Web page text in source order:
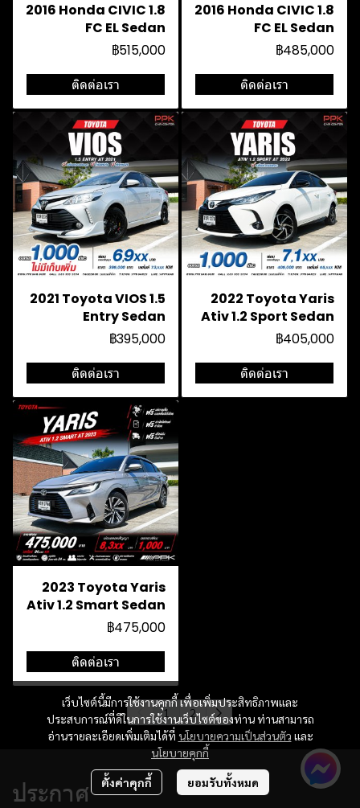
2016 Honda CIVIC 1.8
FC EL Sedan
฿515,000
ติดต่อเรา
2016 Honda CIVIC 1.8
FC EL Sedan
฿485,000
ติดต่อเรา
2021 Toyota VIOS 1.5
Entry Sedan
฿395,000
ติดต่อเรา
2022 Toyota Yaris
Ativ 1.2 Sport Sedan
฿405,000
ติดต่อเรา
2023 Toyota Yaris
Ativ 1.2 Smart Sedan
฿475,000
ติดต่อเรา
1 2
เว็บไซต์นี้มีการใช้งานคุกกี้ เพื่อเพิ่มประสิทธิภาพและ
ประสบการณ์ที่ดีในการใช้งานเว็บไซต์ของท่าน ท่านสามารถ
อ่านรายละเอียดเพิ่มเติมได้ที่ นโยบายความเป็นส่วนตัว และ
นโยบายคุกกี้
ตั้งค่าคุกกี้ ยอมรับทั้งหมด
ประกาศ